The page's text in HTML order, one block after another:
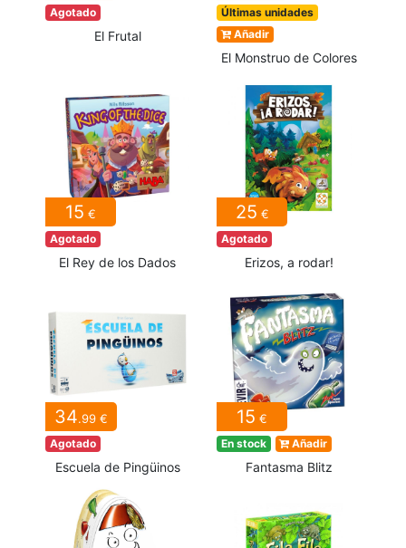
Agotado
El Frutal
Últimas unidades
Añadir
El Monstruo de Colores
15 €
Agotado
El Rey de los Dados
25 €
Agotado
Erizos, a rodar!
34.99 €
Agotado
Escuela de Pingüinos
15 €
En stock Añadir
Fantasma Blitz